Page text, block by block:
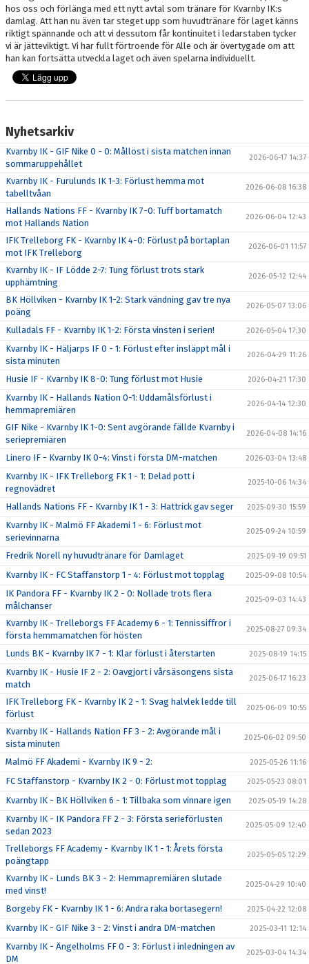
hos oss och förlänga med ett nytt avtal som tränare för Kvarnby IK:s
damlag. Att han nu även tar steget upp som huvudtränare för laget känns
riktigt spännande och att vi dessutom får kontinuitet i ledarstaben tycker
vi är jätteviktigt. Vi har fullt förtroende för Alle och är övertygade om att
han kan fortsätta utveckla laget och även spelarna individuellt.
Nyhetsarkiv
Kvarnby IK - GIF Nike 0 - 0: Mållöst i sista matchen innan
sommaruppehållet
2026-06-17 14:37
Kvarnby IK - Furulunds IK 1-3: Förlust hemma mot
tabelltvåan
2026-06-08 16:38
Hallands Nations FF - Kvarnby IK 7-0: Tuff bortamatch
mot Hallands Nation
2026-06-04 12:43
IFK Trelleborg FK - Kvarnby IK 4-0: Förlust på bortaplan
mot IFK Trelleborg
2026-06-01 11:57
Kvarnby IK - IF Lödde 2-7: Tung förlust trots stark
upphämtning
2026-05-12 12:44
BK Höllviken - Kvarnby IK 1-2: Stark vändning gav tre nya
poäng
2026-05-07 13:06
Kulladals FF - Kvarnby IK 1-2: Första vinsten i serien! 2026-05-04 17:30
Kvarnby IK - Häljarps IF 0 - 1: Förlust efter insläppt mål i
sista minuten
2026-04-29 11:26
Husie IF - Kvarnby IK 8-0: Tung förlust mot Husie 2026-04-21 17:30
Kvarnby IK - Hallands Nation 0-1: Uddamålsförlust i
hemmapremiären
2026-04-14 12:30
GIF Nike - Kvarnby IK 1-0: Sent avgörande fällde Kvarnby i
seriepremiären
2026-04-08 14:16
Linero IF - Kvarnby IK 0-4: Vinst i första DM-matchen 2026-03-04 13:48
Kvarnby IK - IFK Trelleborg FK 1 - 1: Delad pott i
regnovädret
2025-10-06 14:34
Hallands Nations FF - Kvarnby IK 1 - 3: Hattrick gav seger 2025-09-30 15:59
Kvarnby IK - Malmö FF Akademi 1 - 6: Förlust mot
serievinnarna
2025-09-24 10:59
Fredrik Norell ny huvudtränare för Damlaget 2025-09-19 09:51
Kvarnby IK - FC Staffanstorp 1 - 4: Förlust mot topplag 2025-09-08 10:54
IK Pandora FF - Kvarnby IK 2 - 0: Nollade trots flera
målchanser
2025-09-03 14:43
Kvarnby IK - Trelleborgs FF Academy 6 - 1: Tennissiffror i
första hemmamatchen för hösten
2025-08-27 09:34
Lunds BK - Kvarnby IK 7 - 1: Klar förlust i återstarten 2025-08-19 14:15
Kvarnby IK - Husie IF 2 - 2: Oavgjort i vårsäsongens sista
match
2025-06-17 16:23
IFK Trelleborg FK - Kvarnby IK 2 - 1: Svag halvlek ledde till
förlust
2025-06-09 10:55
Kvarnby IK - Hallands Nation FF 3 - 2: Avgörande mål i
sista minuten
2025-06-02 09:50
Malmö FF Akademi - Kvarnby IK 9 - 2: 2025-05-26 11:16
FC Staffanstorp - Kvarnby IK 2 - 0: Förlust mot topplag 2025-05-23 08:01
Kvarnby IK - BK Höllviken 6 - 1: Tillbaka som vinnare igen 2025-05-19 14:28
Kvarnby IK - IK Pandora FF 2 - 3: Första serieförlusten
sedan 2023
2025-05-09 12:40
Trelleborgs FF Academy - Kvarnby IK 1 - 1: Årets första
poängtapp
2025-05-05 12:29
Kvarnby IK - Lunds BK 3 - 2: Hemmapremiären slutade
med vinst!
2025-04-29 10:40
Borgeby FK - Kvarnby IK 1 - 6: Andra raka bortasegern! 2025-04-22 12:08
Kvarnby IK - GIF Nike 3 - 2: Vinst i andra DM-matchen 2025-03-11 12:14
Kvarnby IK - Ängelholms FF 0 - 3: Förlust i inledningen av
DM
2025-03-04 14:34